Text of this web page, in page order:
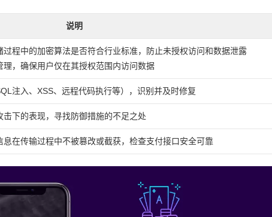
说明
程中的加密算法是否符合行业标准，防止未授权访问和数据泄露
，确保用户仅在其授权范围内访问数据
注入、XSS、远程代码执行等），识别并及时修复
下的表现，寻找防御措施的不足之处
在传输过程中不被篡改或截获，检查支付接口安全可靠